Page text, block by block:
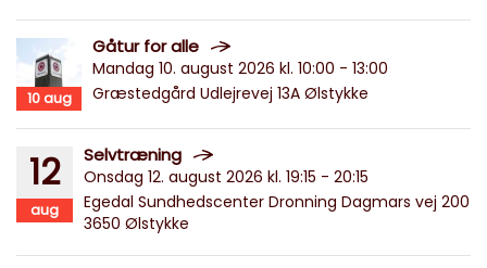
10aug
Gåtur for alle
Mandag 10. august 2026 kl. 10:00 - 13:00
Græstedgård Udlejrevej 13A Ølstykke
12
aug
Selvtræning
Onsdag 12. august 2026 kl. 19:15 - 20:15
Egedal Sundhedscenter Dronning Dagmars vej 200
3650 Ølstykke